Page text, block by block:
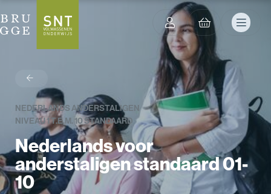
NEDERLANDS ANDERSTALIGEN
NIVEAU 1 T.E.M. 10 STANDAARD
Nederlands voor
anderstaligen standaard 01-
10